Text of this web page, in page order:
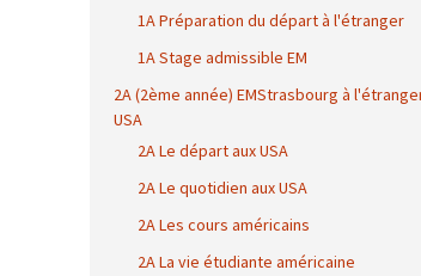
1A Préparation du départ à l'étranger
1A Stage admissible EM
2A (2ème année) EMStrasbourg à
USA
2A Le départ aux USA
2A Le quotidien aux USA
2A Les cours américains
2A La vie étudiante américaine